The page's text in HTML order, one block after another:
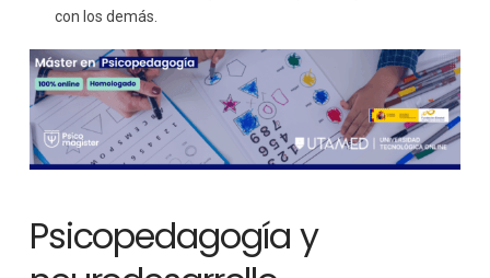
con los demás.
Psicopedagogía y